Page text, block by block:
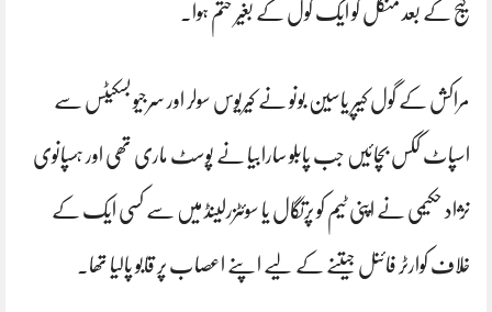
کیج کے بعد منگل کو ایک گول کے بغیر ختم ہوا۔
مراکش کے گول کیپر یاسین بونو نے کیریوس سولر اور سرجیو بسکیٹس سے
اسپاٹ ککس بچائیں جب پابلو سارابیا نے پوسٹ ماری تھی اور ہسپانوی
نژاد حکیمی نے اپنی ٹیم کو پرتگال یا سوئٹزرلینڈ میں سے کسی ایک کے
خلاف کوارٹر فائنل جیتنے کے لیے اپنے اعصاب پر قابو پالیا تھا۔